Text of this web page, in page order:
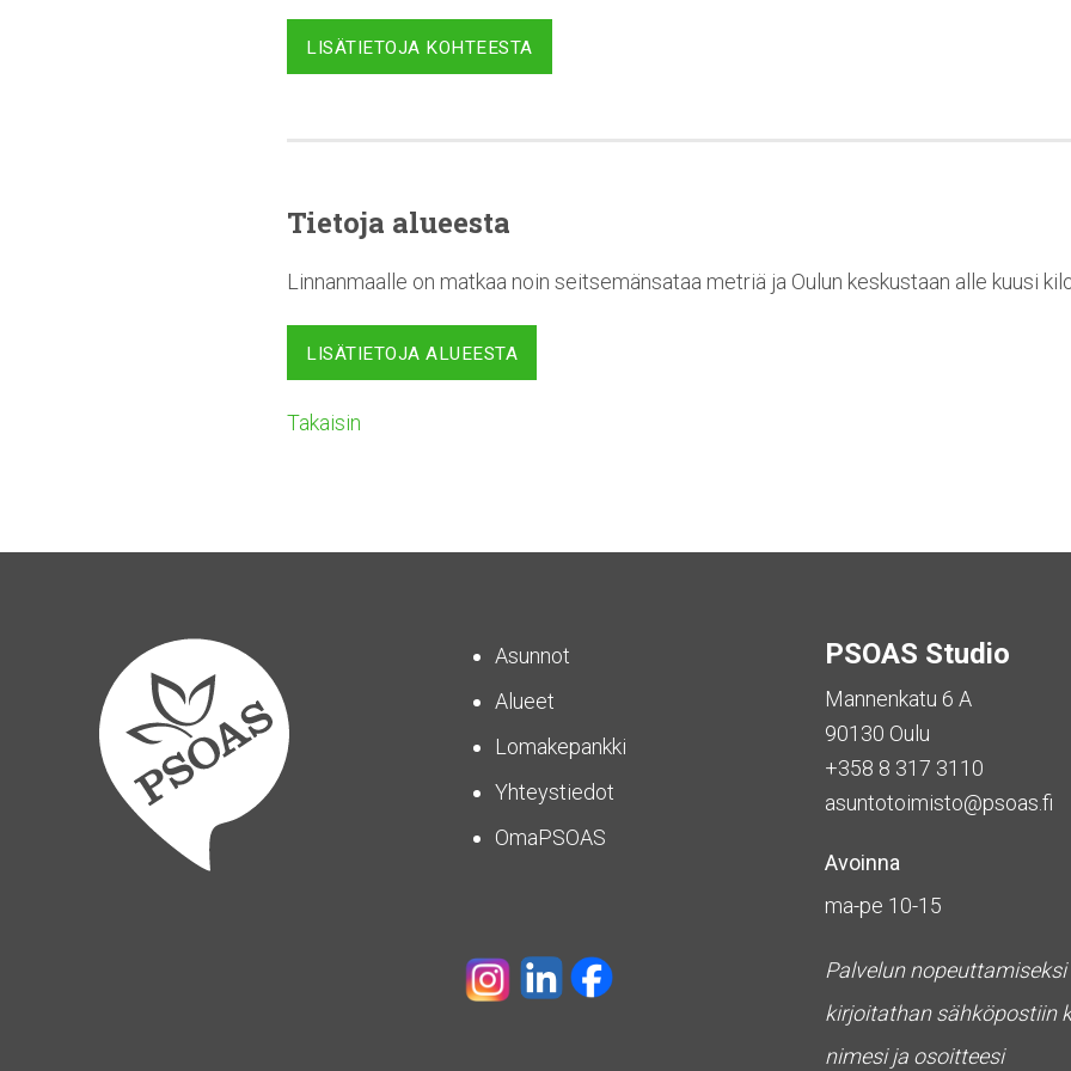
LISÄTIETOJA KOHTEESTA
Tietoja alueesta
Linnanmaalle on matkaa noin seitsemänsataa metriä ja Oulun keskustaan alle kuusi
LISÄTIETOJA ALUEESTA
Takaisin
Asunnot
Alueet
Lomakepankki
Yhteystiedot
OmaPSOAS
PSOAS Studio
Mannenkatu 6 A
90130 Oulu
+358 8 317 3110
asuntotoimisto@psoas.fi
Avoinna
ma-pe 10-15
Palvelun nopeuttamiseksi
kirjoitathan sähköpostiin
nimesi ja osoitteesi